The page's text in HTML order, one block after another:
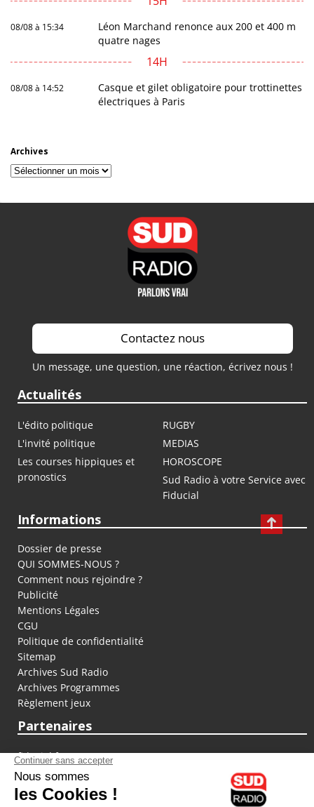
08/08 à 15:34
Léon Marchand renonce aux 200 et 400 m
quatre nages
14H
08/08 à 14:52
Casque et gilet obligatoire pour trottinettes
électriques à Paris
Archives
Archives
Contactez nous
Un message, une question, une réaction, écrivez nous !
Actualités
L'édito politique
RUGBY
L'invité politique
MEDIAS
Les courses hippiques et
pronostics
HOROSCOPE
Sud Radio à votre Service avec
Fiducial
Informations
Dossier de presse
QUI SOMMES-NOUS ?
Comment nous rejoindre ?
Publicité
Mentions Légales
CGU
Politique de confidentialité
Sitemap
Archives Sud Radio
Archives Programmes
Règlement jeux
Partenaires
fiducial.fr
lyoncapitale.fr
olympique-et-lyonnais.com